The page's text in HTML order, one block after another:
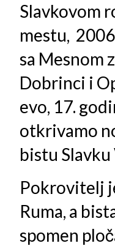
Slavkovom
mestu,
sa Mesnom
Dobrinci i
evo, 17.
otkrivamo
bistu
Pokrovitelj
Ruma, a
spomen